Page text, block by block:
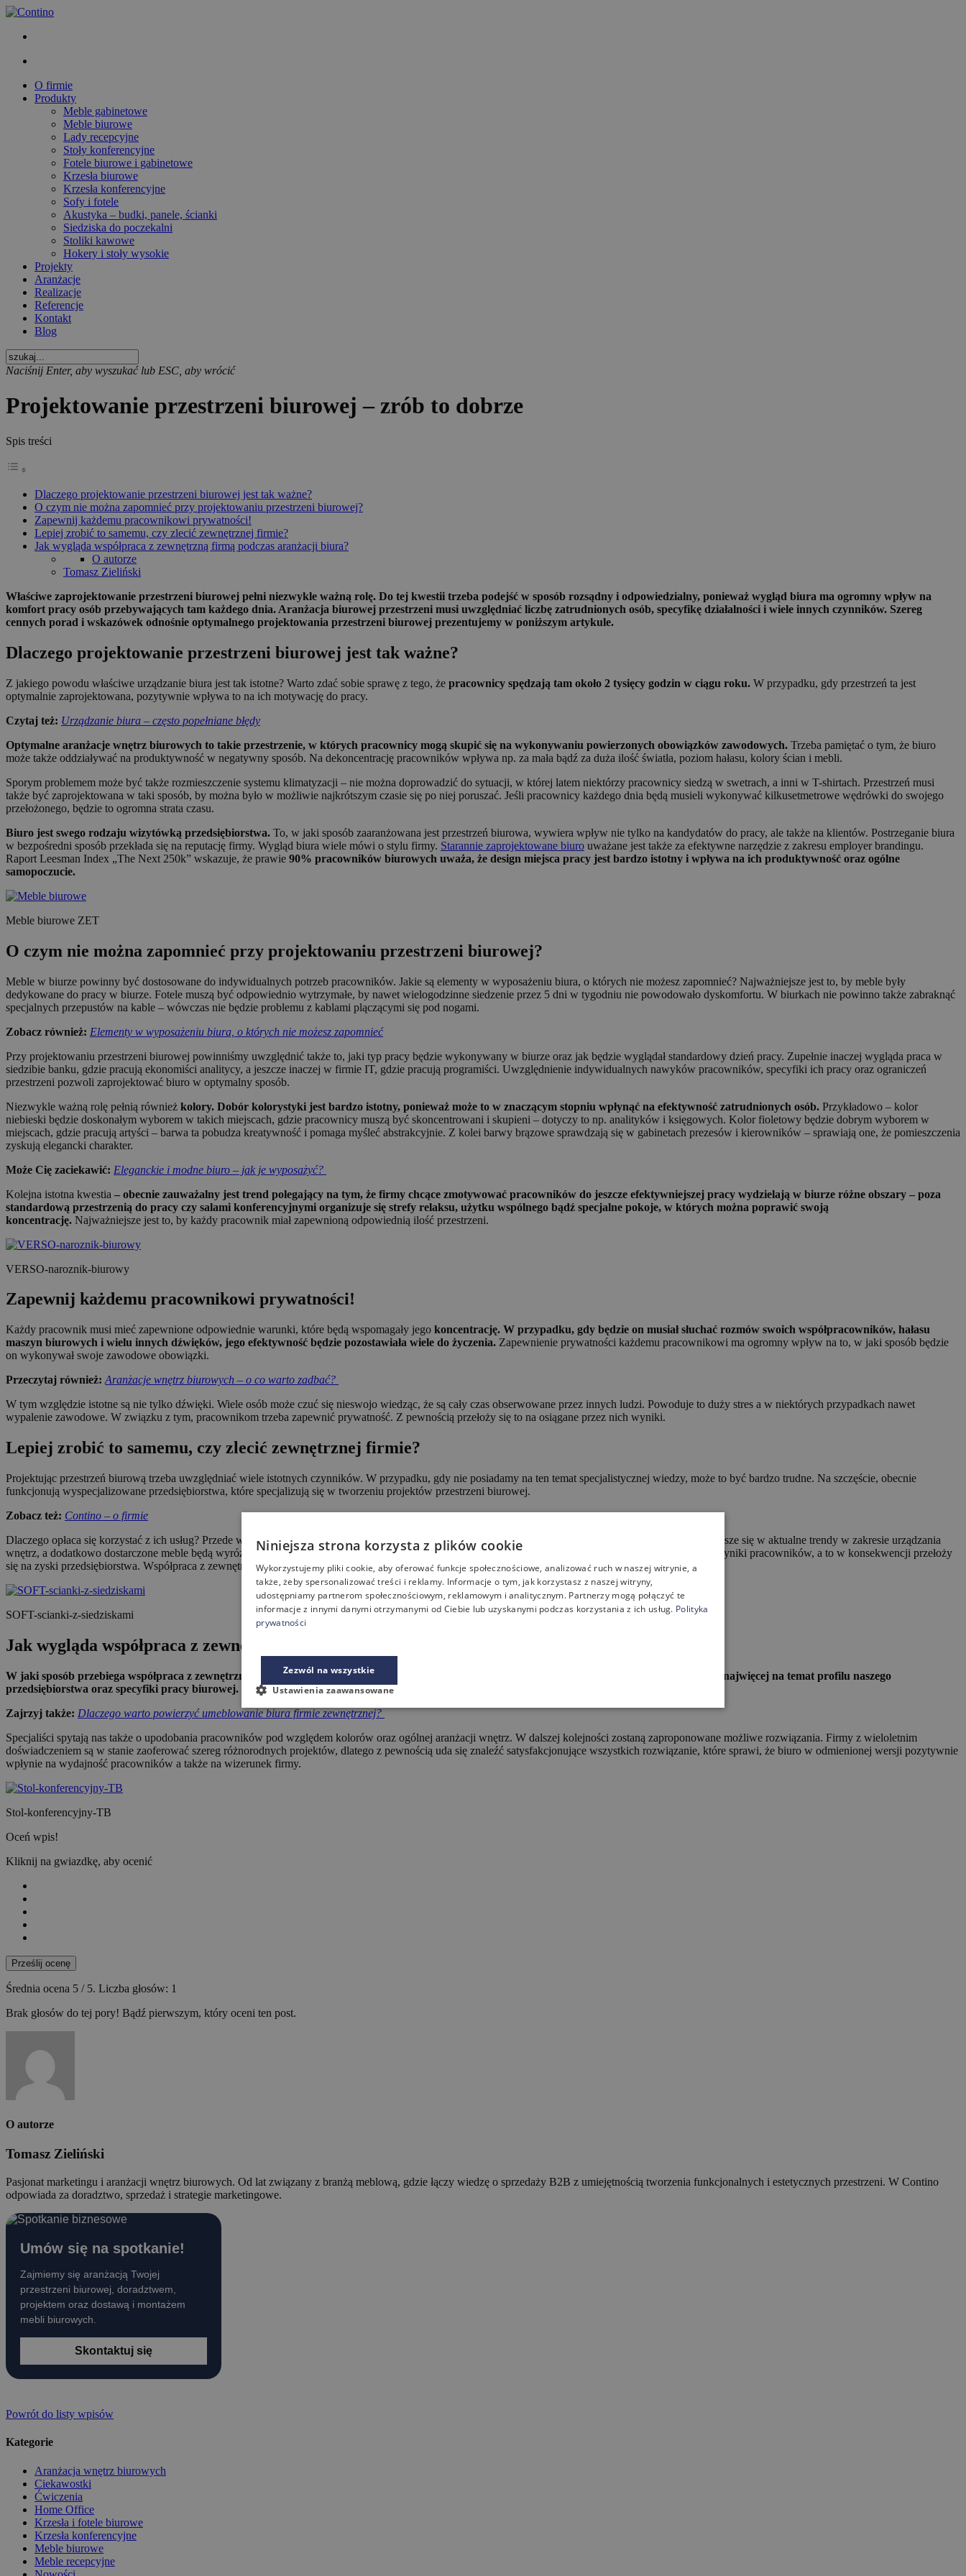
O firmie
Produkty
Meble gabinetowe
Meble biurowe
Lady recepcyjne
Stoły konferencyjne
Fotele biurowe i gabinetowe
Krzesła biurowe
Krzesła konferencyjne
Sofy i fotele
Akustyka – budki, panele, ścianki
Siedziska do poczekalni
Stoliki kawowe
Hokery i stoły wysokie
Projekty
Aranżacje
Realizacje
Referencje
Kontakt
Blog
Naciśnij Enter, aby wyszukać lub ESC, aby wrócić
Projektowanie przestrzeni biurowej – zrób to dobrze
Spis treści
Dlaczego projektowanie przestrzeni biurowej jest tak ważne?
O czym nie można zapomnieć przy projektowaniu przestrzeni biurowej?
Zapewnij każdemu pracownikowi prywatności!
Lepiej zrobić to samemu, czy zlecić zewnętrznej firmie?
Jak wygląda współpraca z zewnętrzną firmą podczas aranżacji biura?
O autorze
Tomasz Zieliński
Właściwe zaprojektowanie przestrzeni biurowej pełni niezwykle ważną rolę. Do tej kwestii trzeba podejść w sposób rozsądny i odpowiedzialny, ponieważ wygląd biura ma ogromny wpływ na
komfort pracy osób przebywających tam każdego dnia. Aranżacja biurowej przestrzeni musi uwzględniać liczbę zatrudnionych osób, specyfikę działalności i wiele innych czynników. Szereg
cennych porad i wskazówek odnośnie optymalnego projektowania przestrzeni biurowej prezentujemy w poniższym artykule.
Dlaczego projektowanie przestrzeni biurowej jest tak ważne?
Z jakiego powodu właściwe urządzanie biura jest tak istotne? Warto zdać sobie sprawę z tego, że pracownicy spędzają tam około 2 tysięcy godzin w ciągu roku. W przypadku, gdy przestrzeń ta jest
optymalnie zaprojektowana, pozytywnie wpływa to na ich motywację do pracy.
Czytaj też: Urządzanie biura – często popełniane błędy
Optymalne aranżacje wnętrz biurowych to takie przestrzenie, w których pracownicy mogą skupić się na wykonywaniu powierzonych obowiązków zawodowych. Trzeba pamiętać o tym, że biuro
może także oddziaływać na produktywność w negatywny sposób. Na dekoncentrację pracowników wpływa np. za mała bądź za duża ilość światła, poziom hałasu, kolory ścian i mebli.
Sporym problemem może być także rozmieszczenie systemu klimatyzacji – nie można doprowadzić do sytuacji, w której latem niektórzy pracownicy siedzą w swetrach, a inni w T-shirtach. Przestrzeń musi
także być zaprojektowana w taki sposób, by można było w możliwie najkrótszym czasie się po niej poruszać. Jeśli pracownicy każdego dnia będą musieli wykonywać kilkusetmetrowe wędrówki do swojego
przełożonego, będzie to ogromna strata czasu.
Biuro jest swego rodzaju wizytówką przedsiębiorstwa. To, w jaki sposób zaaranżowana jest przestrzeń biurowa, wywiera wpływ nie tylko na kandydatów do pracy, ale także na klientów. Postrzeganie biura
w bezpośredni sposób przekłada się na reputację firmy. Wygląd biura wiele mówi o stylu firmy. Starannie zaprojektowane biuro uważane jest także za efektywne narzędzie z zakresu employer brandingu.
Raport Leesman Index „The Next 250k” wskazuje, że prawie 90% pracowników biurowych uważa, że design miejsca pracy jest bardzo istotny i wpływa na ich produktywność oraz ogólne
samopoczucie.
Meble biurowe ZET
O czym nie można zapomnieć przy projektowaniu przestrzeni biurowej?
Meble w biurze powinny być dostosowane do indywidualnych potrzeb pracowników. Jakie są elementy w wyposażeniu biura, o których nie możesz zapomnieć? Najważniejsze jest to, by meble były
dedykowane do pracy w biurze. Fotele muszą być odpowiednio wytrzymałe, by nawet wielogodzinne siedzenie przez 5 dni w tygodniu nie powodowało dyskomfortu. W biurkach nie powinno także zabraknąć
specjalnych przepustów na kable – wówczas nie będzie problemu z kablami plączącymi się pod nogami.
Zobacz również: Elementy w wyposażeniu biura, o których nie możesz zapomnieć
Przy projektowaniu przestrzeni biurowej powinniśmy uwzględnić także to, jaki typ pracy będzie wykonywany w biurze oraz jak będzie wyglądał standardowy dzień pracy. Zupełnie inaczej wygląda praca w
siedzibie banku, gdzie pracują ekonomiści analitycy, a jeszcze inaczej w firmie IT, gdzie pracują programiści. Uwzględnienie indywidualnych nawyków pracowników, specyfiki ich pracy oraz ograniczeń
przestrzeni pozwoli zaprojektować biuro w optymalny sposób.
Niezwykle ważną rolę pełnią również kolory. Dobór kolorystyki jest bardzo istotny, ponieważ może to w znaczącym stopniu wpłynąć na efektywność zatrudnionych osób. Przykładowo – kolor
niebieski będzie doskonałym wyborem w takich miejscach, gdzie pracownicy muszą być skoncentrowani i skupieni – dotyczy to np. analityków i księgowych. Kolor fioletowy będzie dobrym wyborem w
miejscach, gdzie pracują artyści – barwa ta pobudza kreatywność i pomaga myśleć abstrakcyjnie. Z kolei barwy brązowe sprawdzają się w gabinetach prezesów i kierowników – sprawiają one, że pomieszczenia
zyskują elegancki charakter.
Może Cię zaciekawić: Eleganckie i modne biuro – jak je wyposażyć?
Kolejna istotna kwestia – obecnie zauważalny jest trend polegający na tym, że firmy chcące zmotywować pracowników do jeszcze efektywniejszej pracy wydzielają w biurze różne obszary – poza
standardową przestrzenią do pracy czy salami konferencyjnymi organizuje się strefy relaksu, użytku wspólnego bądź specjalne pokoje, w których można poprawić swoją
koncentrację. Najważniejsze jest to, by każdy pracownik miał zapewnioną odpowiednią ilość przestrzeni.
VERSO-naroznik-biurowy
Zapewnij każdemu pracownikowi prywatności!
Każdy pracownik musi mieć zapewnione odpowiednie warunki, które będą wspomagały jego koncentrację. W przypadku, gdy będzie on musiał słuchać rozmów swoich współpracowników, hałasu
maszyn biurowych i wielu innych dźwięków, jego efektywność będzie pozostawiała wiele do życzenia. Zapewnienie prywatności każdemu pracownikowi ma ogromny wpływ na to, w jaki sposób będzie
on wykonywał swoje zawodowe obowiązki.
Przeczytaj również: Aranżacje wnętrz biurowych – o co warto zadbać?
W tym względzie istotne są nie tylko dźwięki. Wiele osób może czuć się nieswojo wiedząc, że są cały czas obserwowane przez innych ludzi. Powoduje to duży stres a w niektórych przypadkach nawet
wypalenie zawodowe. W związku z tym, pracownikom trzeba zapewnić prywatność. Z pewnością przełoży się to na osiągane przez nich wyniki.
Lepiej zrobić to samemu, czy zlecić zewnętrznej firmie?
Projektując przestrzeń biurową trzeba uwzględniać wiele istotnych czynników. W przypadku, gdy nie posiadamy na ten temat specjalistycznej wiedzy, może to być bardzo trudne. Na szczęście, obecnie
funkcjonują wyspecjalizowane przedsiębiorstwa, które specjalizują się w tworzeniu projektów przestrzeni biurowej.
Zobacz też: Contino – o firmie
Dlaczego opłaca się korzystać z ich usług? Przede wszystkim dlatego, że dzięki temu biuro będzie odpowiadało indywidualnym potrzebom pracowników, wpisze się w aktualne trendy w zakresie urządzania
wnętrz, a dodatkowo dostarczone meble będą wyróżniać się odpowiednio wysoką jakością wykonania. Właściwie urządzone biuro wpłynie na motywację i wyniki pracowników, a to w konsekwencji przełoży
się na zyski przedsiębiorstwa. Współpraca z zewnętrzną firmą, która przygotuje dla nas projekt biura, przyniesie nam zatem całą masę korzyści.
SOFT-scianki-z-siedziskami
Jak wygląda współpraca z zewnętrzną firmą podczas aranżacji biura?
W jaki sposób przebiega współpraca z zewnętrzną firmą podczas aranżacji biura? W pierwszej kolejności specjaliści będą chcieli dowiedzieć się jak najwięcej na temat profilu naszego
przedsiębiorstwa oraz specyfiki pracy biurowej.
Zajrzyj także: Dlaczego warto powierzyć umeblowanie biura firmie zewnętrznej?
Specjaliści spytają nas także o upodobania pracowników pod względem kolorów oraz ogólnej aranżacji wnętrz. W dalszej kolejności zostaną zaproponowane możliwe rozwiązania. Firmy z wieloletnim
doświadczeniem są w stanie zaoferować szereg różnorodnych projektów, dlatego z pewnością uda się znaleźć satysfakcjonujące wszystkich rozwiązanie, które sprawi, że biuro w odmienionej wersji pozytywnie
wpłynie na wydajność pracowników a także na wizerunek firmy.
Stol-konferencyjny-TB
Oceń wpis!
Kliknij na gwiazdkę, aby ocenić
Prześlij ocenę
Średnia ocena 5 / 5. Liczba głosów: 1
Brak głosów do tej pory! Bądź pierwszym, który oceni ten post.
O autorze
Tomasz Zieliński
Pasjonat marketingu i aranżacji wnętrz biurowych. Od lat związany z branżą meblową, gdzie łączy wiedzę o sprzedaży B2B z umiejętnością tworzenia funkcjonalnych i estetycznych przestrzeni. W Contino
odpowiada za doradztwo, sprzedaż i strategie marketingowe.
Umów się na spotkanie!
Zajmiemy się aranżacją Twojej
przestrzeni biurowej, doradztwem,
projektem oraz dostawą i montażem
mebli biurowych.
Skontaktuj się
Powrót do listy wpisów
Kategorie
Aranżacja wnętrz biurowych
Ciekawostki
Ćwiczenia
Home Office
Krzesła i fotele biurowe
Krzesła konferencyjne
Meble biurowe
Meble recepcyjne
Niniejsza strona korzysta z plików cookie
Wykorzystujemy pliki cookie, aby oferować funkcje społecznościowe, analizować ruch w naszej witrynie, a
także, żeby spersonalizować treści i reklamy. Informacje o tym, jak korzystasz z naszej witryny,
udostępniamy partnerom społecznościowym, reklamowym i analitycznym. Partnerzy mogą połączyć te
informacje z innymi danymi otrzymanymi od Ciebie lub uzyskanymi podczas korzystania z ich usług. Polityka
prywatności
Zezwól na wszystkie
Ustawienia zaawansowane